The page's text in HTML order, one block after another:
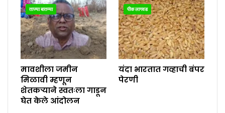
ताज्या बातम्या
मावशीला जमीन
मिळावी म्हणून
शेतकऱ्याने स्वतःला गाडून
घेत केले आंदोलन
पीक लागवड
यंदा भारतात गव्हाची बंपर
पेरणी